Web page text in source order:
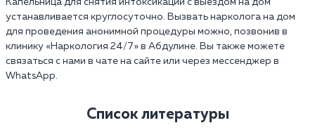
Капельница для снятия интоксикации с выездом на дом
устанавливается круглосуточно. Вызвать нарколога на дом
для проведения анонимной процедуры можно, позвонив в
клинику «Наркология 24/7» в Абдулине. Вы также можете
связаться с нами в чате на сайте или через мессенджер в
WhatsApp.
Список литературы